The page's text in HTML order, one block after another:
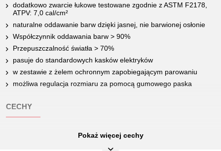
dodatkowo zwarcie łukowe testowane zgodnie z ASTM F2178,
ATPV: 7,0 cal/cm²
naturalne oddawanie barw dzięki jasnej, nie barwionej osłonie
Współczynnik oddawania barw > 90%
Przepuszczalność światła > 70%
pasuje do standardowych kasków elektryków
w zestawie z żelem ochronnym zapobiegającym parowaniu
możliwa regulacja rozmiaru za pomocą gumowego paska
CECHY
Pokaż więcej cechy